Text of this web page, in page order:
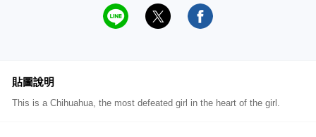
貼圖說明
This is a Chihuahua, the most defeated girl in the heart of the girl.